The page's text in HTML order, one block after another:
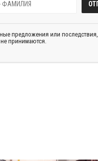
предложения или последствия,
принимаются.